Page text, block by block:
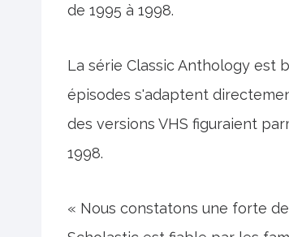
de 1995 à 1998.
La série Classic Anthology est
épisodes s'adaptent
des versions VHS figuraient
1998.
« Nous constatons une forte